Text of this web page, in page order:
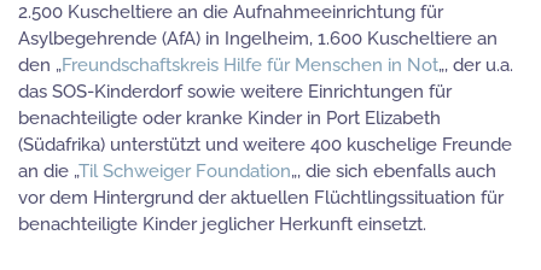
AfA
Ingelheim
und
Freundeskreis
Hilfe
für
Menschen
2.500 Kuscheltiere an die Aufnahmeeinrichtung für
Asylbegehrende (AfA) in Ingelheim, 1.600 Kuscheltiere an
den „Freundschaftskreis Hilfe für Menschen in Not„, der u.a.
das SOS-Kinderdorf sowie weitere Einrichtungen für
benachteiligte oder kranke Kinder in Port Elizabeth
(Südafrika) unterstützt und weitere 400 kuschelige Freunde
an die „Til Schweiger Foundation„, die sich ebenfalls auch
vor dem Hintergrund der aktuellen Flüchtlingssituation für
benachteiligte Kinder jeglicher Herkunft einsetzt.